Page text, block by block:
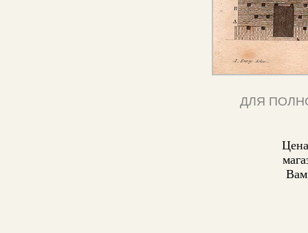
ДЛЯ
Вам